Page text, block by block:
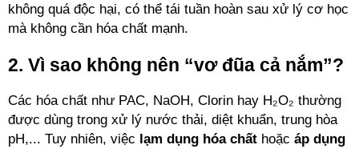
không quá độc hại, có thể tái tuần hoàn sau xử lý cơ học
mà không cần hóa chất mạnh.
2. Vì sao không nên “vơ đũa cả nắm”?
Các hóa chất như PAC, NaOH, Clorin hay H₂O₂ thường
được dùng trong xử lý nước thải, diệt khuẩn, trung hòa
pH,... Tuy nhiên, việc lạm dụng hóa chất hoặc áp dụng